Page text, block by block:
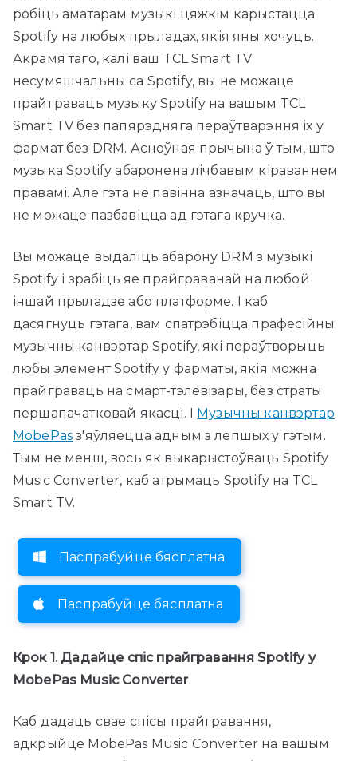
робіць аматарам музыкі цяжкім карыстацца
Spotify на любых прыладах, якія яны хочуць.
Акрамя таго, калі ваш TCL Smart TV
несумяшчальны са Spotify, вы не можаце
прайграваць музыку Spotify на вашым TCL
Smart TV без папярэдняга пераўтварэння іх у
фармат без DRM. Асноўная прычына ў тым, што
музыка Spotify абаронена лічбавым кіраваннем
правамі. Але гэта не павінна азначаць, што вы
не можаце пазбавіцца ад гэтага кручка.
Вы можаце выдаліць абарону DRM з музыкі
Spotify і зрабіць яе прайграванай на любой
іншай прыладзе або платформе. І каб
дасягнуць гэтага, вам спатрэбіцца прафесійны
музычны канвэртар Spotify, які пераўтворыць
любы элемент Spotify у фарматы, якія можна
прайграваць на смарт-тэлевізары, без страты
першапачатковай якасці. І Музычны канвэртар
MobePas з'яўляецца адным з лепшых у гэтым.
Тым не менш, вось як выкарыстоўваць Spotify
Music Converter, каб атрымаць Spotify на TCL
Smart TV.
Паспрабуйце бясплатна
Паспрабуйце бясплатна
Крок 1. Дадайце спіс прайгравання Spotify у
MobePas Music Converter
Каб дадаць свае спісы прайгравання,
адкрыйце MobePas Music Converter на вашым